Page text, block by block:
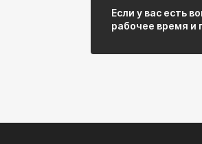
Технические
Параметр
Преимущества
Если у вас есть
рабочее время